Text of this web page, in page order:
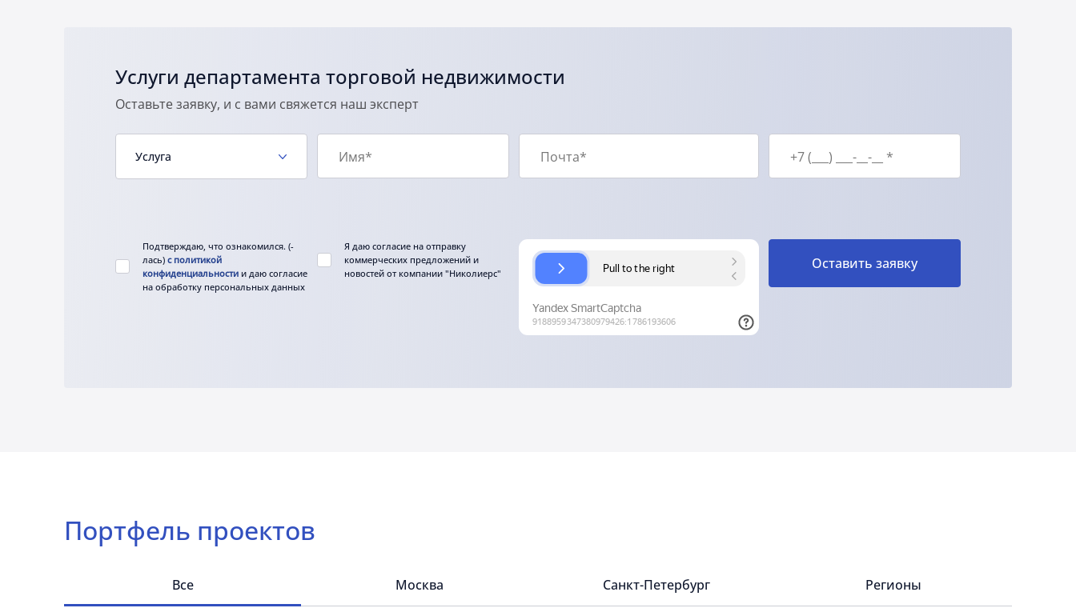
Услуги департамента торговой недвижимости
Оставьте заявку, и с вами свяжется наш эксперт
Услуга
Подтверждаю, что ознакомился. (-
лась) с политикой
конфиденциальности и даю согласие
на обработку персональных данных
Я даю согласие на отправку
коммерческих предложений и
новостей от компании "Николиерс"
Оставить заявку
Портфель проектов
Все Москва Санкт-Петербург Регионы